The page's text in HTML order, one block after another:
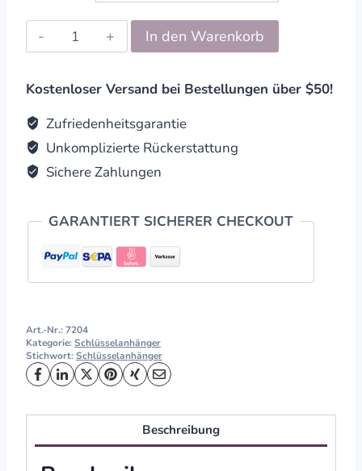
Schlüsselanhänger
Metall
Herz/Love
In den Warenkorb
Kostenloser Versand bei Bestellungen über $50!
Zufriedenheitsgarantie
Unkomplizierte Rückerstattung
Sichere Zahlungen
GARANTIERT SICHERER CHECKOUT
Art.-Nr.:7204
Kategorie:Schlüsselanhänger
Stichwort:Schlüsselanhänger
Beschreibung